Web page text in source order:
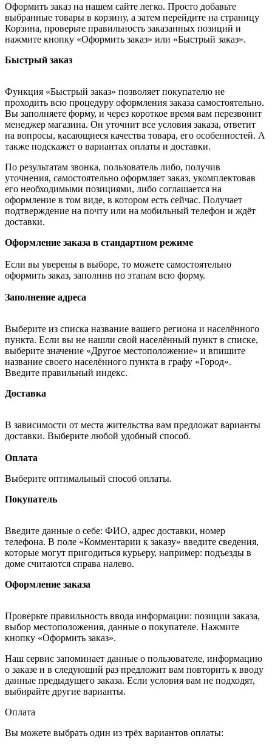
Оформить заказ на нашем сайте легко. Просто добавьте
выбранные товары в корзину, а затем перейдите на страницу
Корзина, проверьте правильность заказанных позиций и
нажмите кнопку «Оформить заказ» или «Быстрый заказ».
Быстрый заказ
Функция «Быстрый заказ» позволяет покупателю не
проходить всю процедуру оформления заказа самостоятельно.
Вы заполняете форму, и через короткое время вам перезвонит
менеджер магазина. Он уточнит все условия заказа, ответит
на вопросы, касающиеся качества товара, его особенностей. А
также подскажет о вариантах оплаты и доставки.
По результатам звонка, пользователь либо, получив
уточнения, самостоятельно оформляет заказ, укомплектовав
его необходимыми позициями, либо соглашается на
оформление в том виде, в котором есть сейчас. Получает
подтверждение на почту или на мобильный телефон и ждёт
доставки.
Оформление заказа в стандартном режиме
Если вы уверены в выборе, то можете самостоятельно
оформить заказ, заполнив по этапам всю форму.
Заполнение адреса
Выберите из списка название вашего региона и населённого
пункта. Если вы не нашли свой населённый пункт в списке,
выберите значение «Другое местоположение» и впишите
название своего населённого пункта в графу «Город».
Введите правильный индекс.
Доставка
В зависимости от места жительства вам предложат варианты
доставки. Выберите любой удобный способ.
Оплата
Выберите оптимальный способ оплаты.
Покупатель
Введите данные о себе: ФИО, адрес доставки, номер
телефона. В поле «Комментарии к заказу» введите сведения,
которые могут пригодиться курьеру, например: подъезды в
доме считаются справа налево.
Оформление заказа
Проверьте правильность ввода информации: позиции заказа,
выбор местоположения, данные о покупателе. Нажмите
кнопку «Оформить заказ».
Наш сервис запоминает данные о пользователе, информацию
о заказе и в следующий раз предложит вам повторить к вводу
данные предыдущего заказа. Если условия вам не подходят,
выбирайте другие варианты.
Оплата
Вы можете выбрать один из трёх вариантов оплаты: